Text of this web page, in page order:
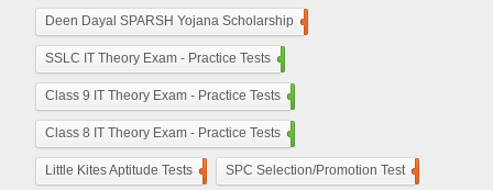
De​en Dayal SPARSH Yojana​ Scholarship
SSLC IT Theory Exam - Practice Tests
Class 9 IT Theory Exam - Practice Tests
Class 8 IT Theory Exam - Practice Tests
Little Kites Aptitude Tests SPC Selection/Promotion Test